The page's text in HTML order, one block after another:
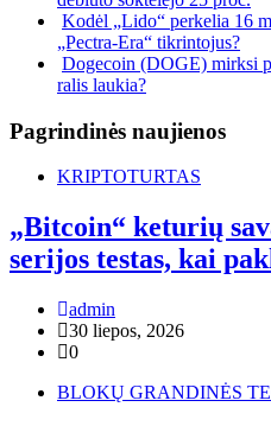
Kodėl „Lido“ perkelia 16
„Pectra-Era“ tikrintojus?
Dogecoin (DOGE) mirksi
ralis laukia?
Pagrindinės naujienos
KRIPTOTURTAS
„Bitcoin“ keturių
serijos testas, kai
admin
30 liepos, 2026
0
BLOKŲ GRANDINĖS